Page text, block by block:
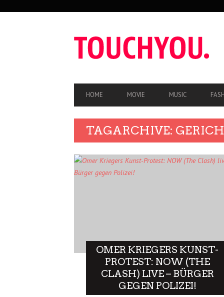
HAUPT-
NAVIGATION
HOME MOVIE MUSIC
TAGARCHIVE:
OMER KRIEGERS KUNST-
PROTEST: NOW (THE
CLASH) LIVE – BÜRGER
GEGEN POLIZEI!